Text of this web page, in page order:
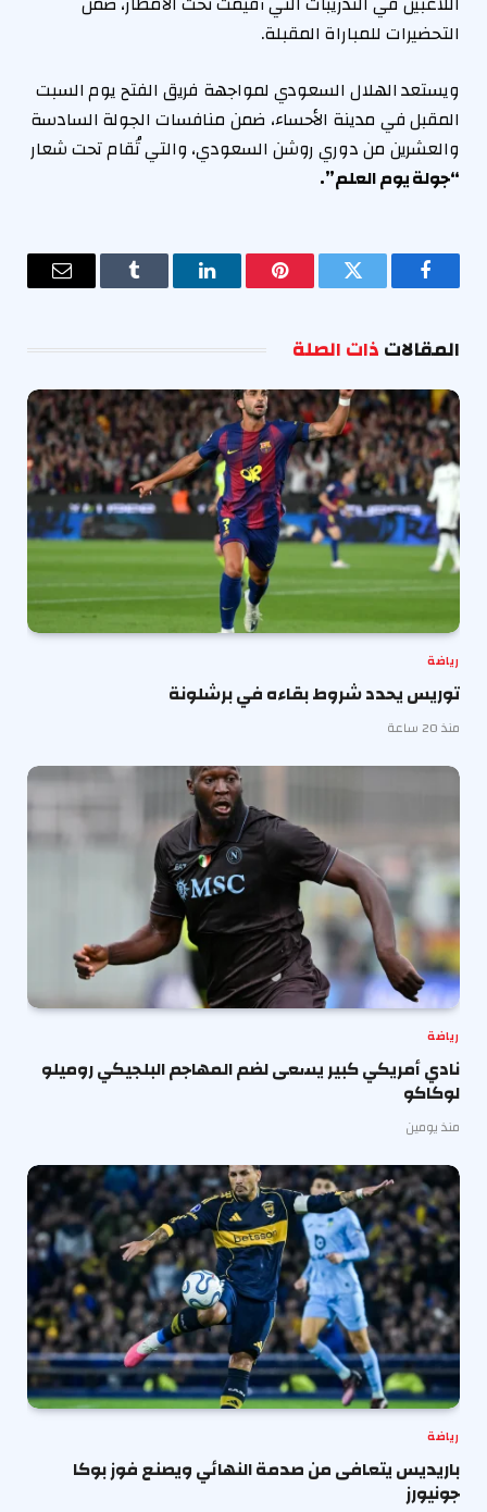
التحضيرات للمباراة المقبلة.
ويستعد الهلال السعودي لمواجهة فريق الفتح يوم السبت
المقبل في مدينة الأحساء، ضمن منافسات الجولة السادسة
والعشرين من دوري روشن السعودي، والتي تُقام تحت شعار
“جولة يوم العلم”
.
فيسبوك تويتر بينتيريستلينكدإن Tumblr
البريد
المقالاتذات الصلة
رياضة
توريس يحدد شروط بقاءه في برشلونة
منذ 20 ساعة
رياضة
نادي أمريكي كبير يسعى لضم المهاجم البلجيكي روميلو
لوكاكو
منذ يومين
رياضة
باريديس يتعافى من صدمة النهائي ويصنع فوز بوكا
جونيورز